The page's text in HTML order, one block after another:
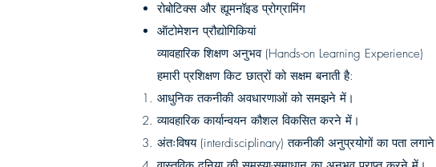
रोबोटिक्स और ह्यूमनॉइड प्रोग्रामिंग
ऑटोमेशन प्रौद्योगिकियां
व्यावहारिक शिक्षण अनुभव (Hands-on Learning Experience)
हमारी प्रशिक्षण किट छात्रों को सक्षम बनाती है:
आधुनिक तकनीकी अवधारणाओं को समझने में।
व्यावहारिक कार्यान्वयन कौशल विकसित करने में।
अंतःविषय (interdisciplinary) तकनीकी अनुप्रयोगों का पता